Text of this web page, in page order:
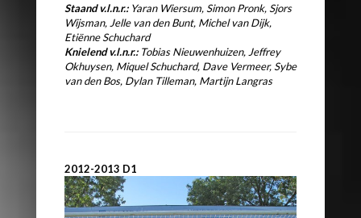
Staand v.l.n.r.:Yaran Wiersum, Simon Pronk, Sjors
Wijsman, Jelle van den Bunt, Michel van Dijk,
Etiënne Schuchard
Knielend v.l.n.r.: Tobias Nieuwenhuizen, Jeffrey
Okhuysen, Miquel Schuchard, Dave Vermeer, Sybe
van den Bos, Dylan Tilleman, Martijn Langras
2012-2013 D1